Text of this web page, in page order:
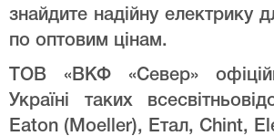
знайдите надійну електрику
по оптовим цінам.
ТОВ «ВКФ «Север»
Україні таких
Eaton (Moeller), Етал, Chint,